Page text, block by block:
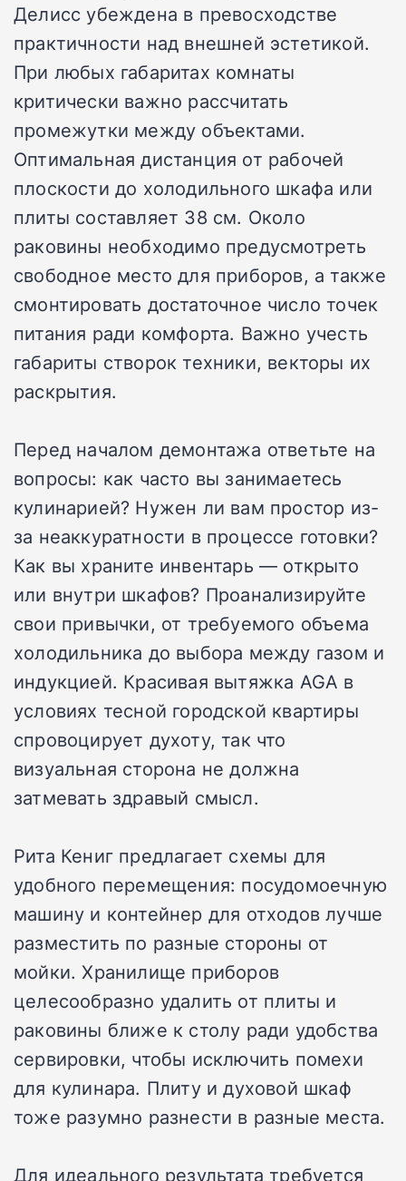
Делисс убеждена в превосходстве
практичности над внешней эстетикой.
При любых габаритах комнаты
критически важно рассчитать
промежутки между объектами.
Оптимальная дистанция от рабочей
плоскости до холодильного шкафа или
плиты составляет 38 см. Около
раковины необходимо предусмотреть
свободное место для приборов, а также
смонтировать достаточное число точек
питания ради комфорта. Важно учесть
габариты створок техники, векторы их
раскрытия.
Перед началом демонтажа ответьте на
вопросы: как часто вы занимаетесь
кулинарией? Нужен ли вам простор из-
за неаккуратности в процессе готовки?
Как вы храните инвентарь — открыто
или внутри шкафов? Проанализируйте
свои привычки, от требуемого объема
холодильника до выбора между газом и
индукцией. Красивая вытяжка AGA в
условиях тесной городской квартиры
спровоцирует духоту, так что
визуальная сторона не должна
затмевать здравый смысл.
Рита Кениг предлагает схемы для
удобного перемещения: посудомоечную
машину и контейнер для отходов лучше
разместить по разные стороны от
мойки. Хранилище приборов
целесообразно удалить от плиты и
раковины ближе к столу ради удобства
сервировки, чтобы исключить помехи
для кулинара. Плиту и духовой шкаф
тоже разумно разнести в разные места.
Для идеального результата требуется